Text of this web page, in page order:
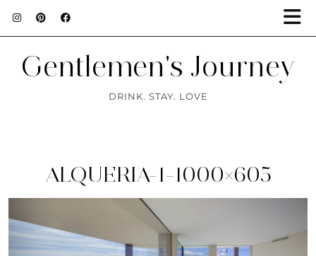
Gentlemen's Journey
DRINK. STAY. LOVE
ALQUERIA-1-1000×605